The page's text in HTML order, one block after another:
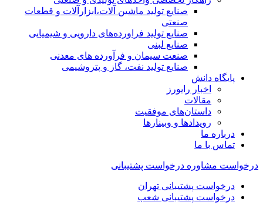
صنایع توليد ماشين آلات،ابزارآلات و قطعات
صنعتی
صنایع تولید فراورده‌های دارویی و شیمیایی
صنایع لبنی
صنعت سیمان و فرآورده های معدنی
صنایع تولید نفت، گاز و پتروشيمی
پایگاه دانش
اخبار رایورز
مقالات
داستان‌های موفقیت
رویدادها و وبینارها
درباره ما
تماس با ما
درخواست مشاوره درخواست پشتیبانی
درخواست پشتیبانی تهران
درخواست پشتیبانی شعب